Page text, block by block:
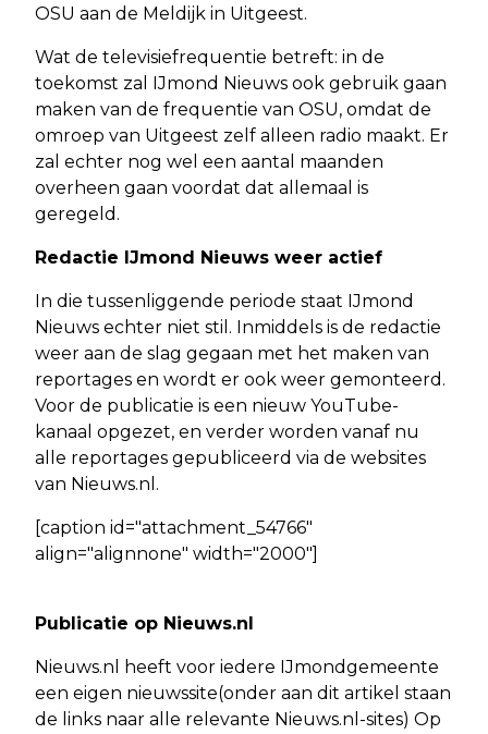
OSU aan de Meldijk in Uitgeest.
Wat de televisiefrequentie betreft: in de
toekomst zal IJmond Nieuws ook gebruik gaan
maken van de frequentie van OSU, omdat de
omroep van Uitgeest zelf alleen radio maakt. Er
zal echter nog wel een aantal maanden
overheen gaan voordat dat allemaal is
geregeld.
Redactie IJmond Nieuws weer actief
In die tussenliggende periode staat IJmond
Nieuws echter niet stil. Inmiddels is de redactie
weer aan de slag gegaan met het maken van
reportages en wordt er ook weer gemonteerd.
Voor de publicatie is een nieuw YouTube-
kanaal opgezet, en verder worden vanaf nu
alle reportages gepubliceerd via de websites
van Nieuws.nl.
[caption id="attachment_54766"
align="alignnone" width="2000"]
Publicatie op Nieuws.nl
Nieuws.nl heeft voor iedere IJmondgemeente
een eigen nieuwssite(onder aan dit artikel staan
de links naar alle relevante Nieuws.nl-sites) Op